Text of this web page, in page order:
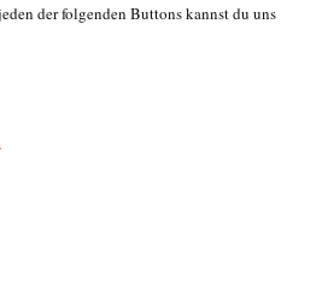
der folgenden Buttons kannst du uns